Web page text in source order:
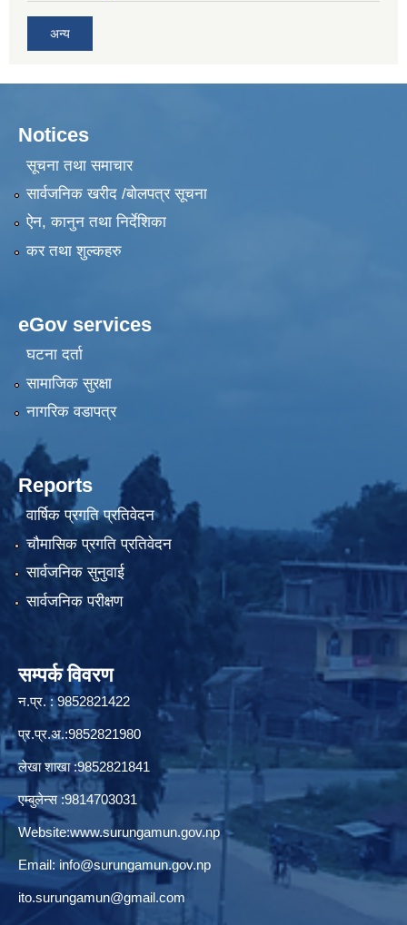
अन्य
Notices
सूचना तथा समाचार
सार्वजनिक खरीद /बोलपत्र सूचना
ऐन, कानुन तथा निर्देशिका
कर तथा शुल्कहरु
eGov services
घटना दर्ता
सामाजिक सुरक्षा
नागरिक वडापत्र
Reports
वार्षिक प्रगति प्रतिवेदन
चौमासिक प्रगति प्रतिवेदन
सार्वजनिक सुनुवाई
सार्वजनिक परीक्षण
सम्पर्क विवरण
न.प्र. : 9852821422
प्र.प्र.अ.:9852821980
लेखा शाखा :9852821841
एम्बुलेन्स :9814703031
Website:www.surungamun.gov.np
Email: info@surungamun.gov.np
ito.surungamun@gmail.com